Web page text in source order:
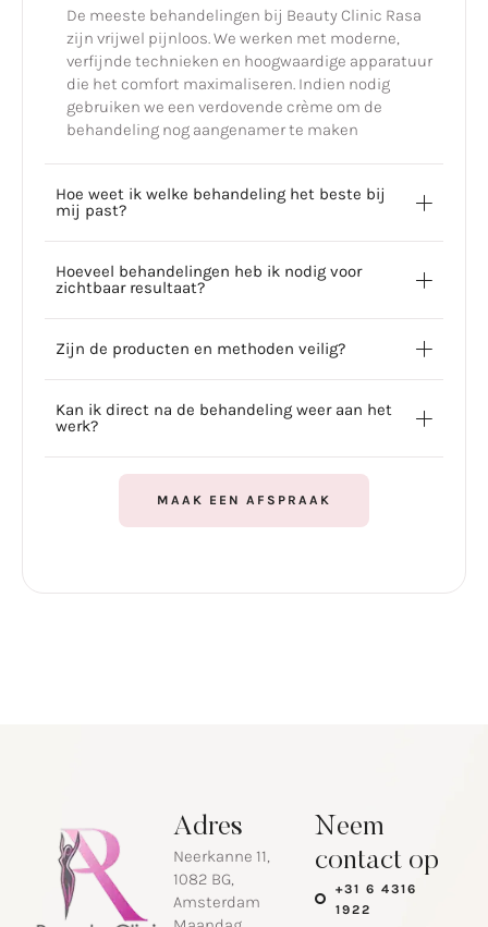
De meeste behandelingen bij Beauty Clinic Rasa
zijn vrijwel pijnloos. We werken met moderne,
verfijnde technieken en hoogwaardige apparatuur
die het comfort maximaliseren. Indien nodig
gebruiken we een verdovende crème om de
behandeling nog aangenamer te maken
Hoe weet ik welke behandeling het beste bij
mij past?
Hoeveel behandelingen heb ik nodig voor
zichtbaar resultaat?
Zijn de producten en methoden veilig?
Kan ik direct na de behandeling weer aan het
werk?
MAAK EEN AFSPRAAK
Adres
Neerkanne 11,
1082 BG,
Amsterdam
Neem
contact op
+31 6 4316
1922